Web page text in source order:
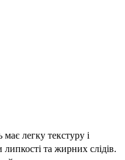
легку текстуру і
та жирних слідів.